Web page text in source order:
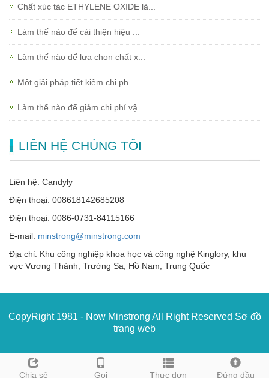
Chất xúc tác ETHYLENE OXIDE là...
Làm thế nào để cải thiện hiệu ...
Làm thế nào để lựa chọn chất x...
Một giải pháp tiết kiệm chi ph...
Làm thế nào để giảm chi phí vậ...
LIÊN HỆ CHÚNG TÔI
Liên hệ: Candyly
Điện thoại: 008618142685208
Điện thoại: 0086-0731-84115166
E-mail: minstrong@minstrong.com
Địa chỉ: Khu công nghiệp khoa học và công nghệ Kinglory, khu
vực Vương Thành, Trường Sa, Hồ Nam, Trung Quốc
Chia sẻ Gọi Thực đơn Đứng đầu
CopyRight 1981 - Now Minstrong All Right Reserved Sơ đồ
trang web